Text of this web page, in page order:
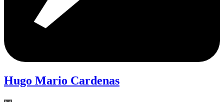
Hugo Mario Cardenas